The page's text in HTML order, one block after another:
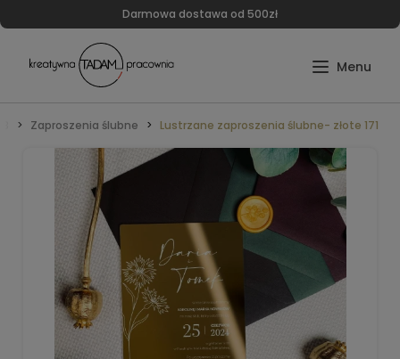
Darmowa dostawa od 500zł
Zaproszenia ślubne Lustrzane zaproszenia ślubne- złote 171